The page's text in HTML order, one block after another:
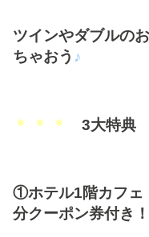
ツインやダブルの
ちゃおう ♪
＊ ＊ ＊ 3大特典
①ホテル1階カフェ
分クーポン券付き！